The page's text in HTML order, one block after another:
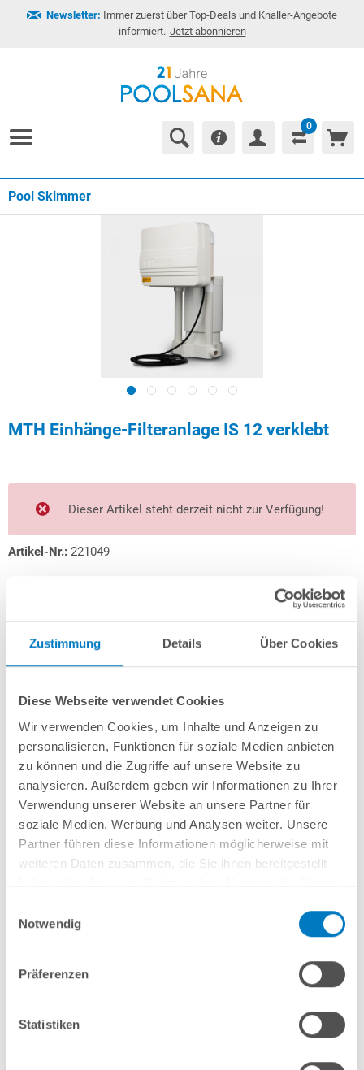
Zustimmung Details Über Cookies
Diese Webseite verwendet Cookies
Wir verwenden Cookies, um Inhalte und Anzeigen zu
personalisieren, Funktionen für soziale Medien anbieten
zu können und die Zugriffe auf unsere Website zu
analysieren. Außerdem geben wir Informationen zu Ihrer
Verwendung unserer Website an unsere Partner für
soziale Medien, Werbung und Analysen weiter. Unsere
Partner führen diese Informationen möglicherweise mit
weiteren Daten zusammen, die Sie ihnen bereitgestellt
Notwendig
Präferenzen
Statistiken
Newsletter: Immer zuerst über Top-Deals und Knaller-Angebote
informiert. Jetzt abonnieren
0
Pool Skimmer
MTH Einhänge-Filteranlage IS 12 verklebt
Dieser Artikel steht derzeit nicht zur Verfügung!
Artikel-Nr.: 221049
zzgl. Versandkosten; ab 99,- frachtfrei
Versandkostenfreie Lieferung!
Lieferung in ca. 1-3 Arbeitstagen
(sobald wieder verfügbar)
Schon ab 20,88 € monatlichfinanzieren
Weitere Informationen
Einhänge-Filteranlage mit starker Umwälzpumpe 8-10 m³ sowie einer
Vergleichen